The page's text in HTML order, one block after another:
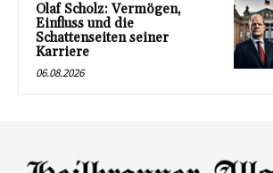
Olaf Scholz: Vermögen,
Einfluss und die
Schattenseiten seiner
Karriere
06.08.2026